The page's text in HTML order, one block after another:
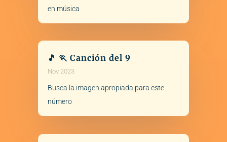
en música
🎵 🏃 Canción del 9
Nov 2023
Busca la imagen apropiada para este
número